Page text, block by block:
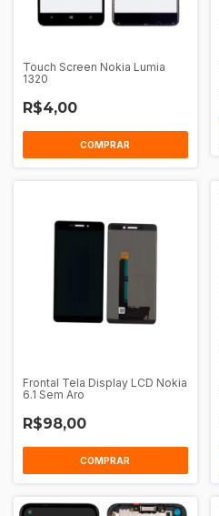
Touch Screen Nokia Lumia
1320
R$4,00
COMPRAR
Frontal Tela Display LCD Nokia
6.1 Sem Aro
R$98,00
COMPRAR